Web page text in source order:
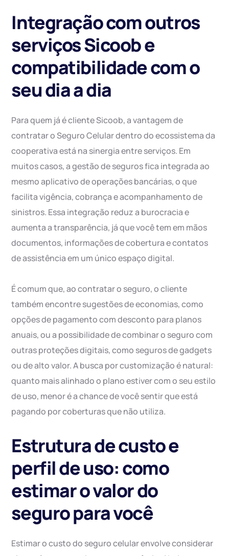
Integração com outros
serviços Sicoob e
compatibilidade com o
seu dia a dia
Para quem já é cliente Sicoob, a vantagem de
contratar o Seguro Celular dentro do ecossistema da
cooperativa está na sinergia entre serviços. Em
muitos casos, a gestão de seguros fica integrada ao
mesmo aplicativo de operações bancárias, o que
facilita vigência, cobrança e acompanhamento de
sinistros. Essa integração reduz a burocracia e
aumenta a transparência, já que você tem em mãos
documentos, informações de cobertura e contatos
de assistência em um único espaço digital.
É comum que, ao contratar o seguro, o cliente
também encontre sugestões de economias, como
opções de pagamento com desconto para planos
anuais, ou a possibilidade de combinar o seguro com
outras proteções digitais, como seguros de gadgets
ou de alto valor. A busca por customização é natural:
quanto mais alinhado o plano estiver com o seu estilo
de uso, menor é a chance de você sentir que está
pagando por coberturas que não utiliza.
Estrutura de custo e
perfil de uso: como
estimar o valor do
seguro para você
Estimar o custo do seguro celular envolve considerar